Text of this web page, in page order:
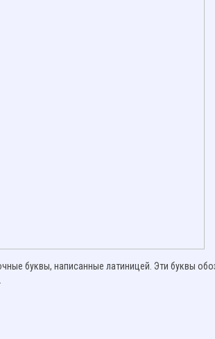
буквы, написанные латиницей. Эти буквы